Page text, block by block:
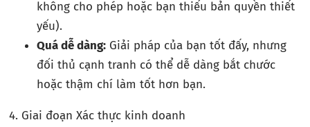
không cho phép hoặc bạn thiếu bản quyền thiết
yếu).
Quá dễ dàng: Giải pháp của bạn tốt đấy, nhưng
đối thủ cạnh tranh có thể dễ dàng bắt chước
hoặc thậm chí làm tốt hơn bạn.
4. Giai đoạn Xác thực kinh doanh